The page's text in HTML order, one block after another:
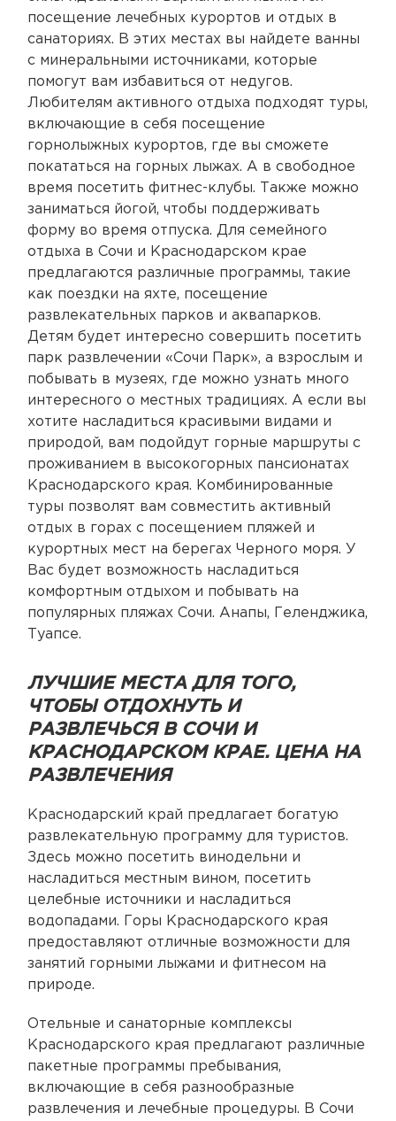
посещение лечебных курортов и отдых в
санаториях. В этих местах вы найдете ванны
с минеральными источниками, которые
помогут вам избавиться от недугов.
Любителям активного отдыха подходят туры,
включающие в себя посещение
горнолыжных курортов, где вы сможете
покататься на горных лыжах. А в свободное
время посетить фитнес-клубы. Также можно
заниматься йогой, чтобы поддерживать
форму во время отпуска. Для семейного
отдыха в Сочи и Краснодарском крае
предлагаются различные программы, такие
как поездки на яхте, посещение
развлекательных парков и аквапарков.
Детям будет интересно совершить посетить
парк развлечении «Сочи Парк», а взрослым и
побывать в музеях, где можно узнать много
интересного о местных традициях. А если вы
хотите насладиться красивыми видами и
природой, вам подойдут горные маршруты с
проживанием в высокогорных пансионатах
Краснодарского края. Комбинированные
туры позволят вам совместить активный
отдых в горах с посещением пляжей и
курортных мест на берегах Черного моря. У
Вас будет возможность насладиться
комфортным отдыхом и побывать на
популярных пляжах Сочи. Анапы, Геленджика,
Туапсе.
ЛУЧШИЕ МЕСТА ДЛЯ ТОГО,
ЧТОБЫ ОТДОХНУТЬ И
РАЗВЛЕЧЬСЯ В СОЧИ И
КРАСНОДАРСКОМ КРАЕ. ЦЕНА НА
РАЗВЛЕЧЕНИЯ
Краснодарский край предлагает богатую
развлекательную программу для туристов.
Здесь можно посетить винодельни и
насладиться местным вином, посетить
целебные источники и насладиться
водопадами. Горы Краснодарского края
предоставляют отличные возможности для
занятий горными лыжами и фитнесом на
природе.
Отельные и санаторные комплексы
Краснодарского края предлагают различные
пакетные программы пребывания,
включающие в себя разнообразные
развлечения и лечебные процедуры. В Сочи